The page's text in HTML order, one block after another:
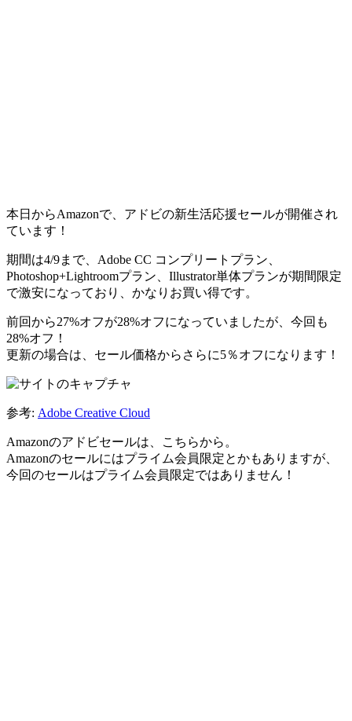
本日からAmazonで、アドビの新生活応援セールが開催され
ています！
期間は4/9まで、Adobe CC コンプリートプラン、
Photoshop+Lightroomプラン、Illustrator単体プランが期間限定
で激安になっており、かなりお買い得です。
前回から27%オフが28%オフになっていましたが、今回も
28%オフ！
更新の場合は、セール価格からさらに5％オフになります！
参考: Adobe Creative Cloud
Amazonのアドビセールは、こちらから。
Amazonのセールにはプライム会員限定とかもありますが、
今回のセールはプライム会員限定ではありません！